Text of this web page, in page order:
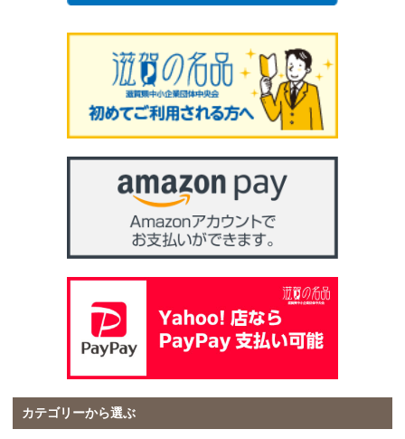
カテゴリーから選ぶ